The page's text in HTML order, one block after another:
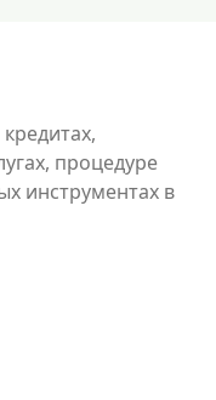
процедуре
инструментах в